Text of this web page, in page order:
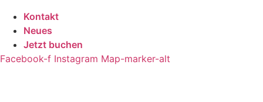
Kontakt
Neues
Jetzt buchen
Facebook-f Instagram Map-marker-alt